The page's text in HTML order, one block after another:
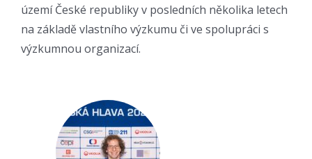
území České republiky v posledních několika letech
na základě vlastního výzkumu či ve spolupráci s
výzkumnou organizací.